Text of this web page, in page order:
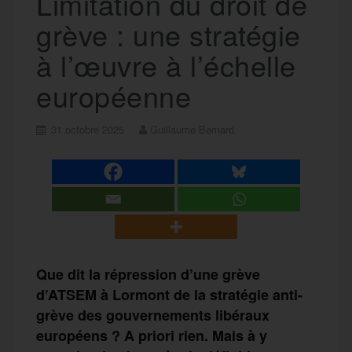
grève : une stratégie
à l’œuvre à l’échelle
européenne
Que dit la répression d’une grève
d’ATSEM à Lormont de la stratégie anti-
grève des gouvernements libéraux
européens ? A priori rien. Mais à y